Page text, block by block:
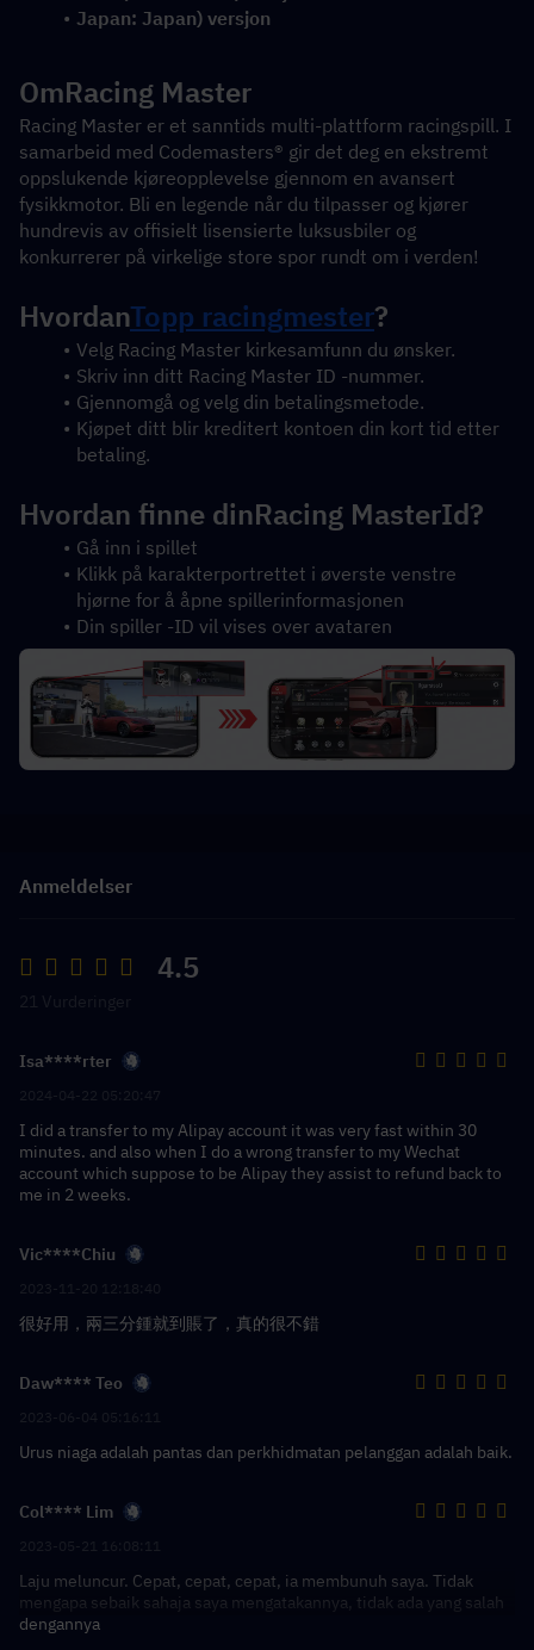
Japan: Japan) versjon
OmRacing Master
Racing Master er et sanntids multi-plattform racingspill. I
samarbeid med Codemasters® gir det deg en ekstremt
oppslukende kjøreopplevelse gjennom en avansert
fysikkmotor. Bli en legende når du tilpasser og kjører
hundrevis av offisielt lisensierte luksusbiler og
konkurrerer på virkelige store spor rundt om i verden!
HvordanTopp racingmester?
Velg Racing Master kirkesamfunn du ønsker.
Skriv inn ditt Racing Master ID -nummer.
Gjennomgå og velg din betalingsmetode.
Kjøpet ditt blir kreditert kontoen din kort tid etter
betaling.
Hvordan finne dinRacing MasterId?
Gå inn i spillet
Klikk på karakterportrettet i øverste venstre
hjørne for å åpne spillerinformasjonen
Din spiller -ID vil vises over avataren
Anmeldelser
4.5
Isa****rter
I did a transfer to my Alipay account it was very fast within 30
minutes. and also when I do a wrong transfer to my Wechat
account which suppose to be Alipay they assist to refund back to
me in 2 weeks.
Vic****Chiu
很好用，兩三分鍾就到賬了，真的很不錯
Daw**** Teo
Urus niaga adalah pantas dan perkhidmatan pelanggan adalah baik.
Col**** Lim
Laju meluncur. Cepat, cepat, cepat, ia membunuh saya. Tidak
mengapa sebaik sahaja saya mengatakannya, tidak ada yang salah
dengannya